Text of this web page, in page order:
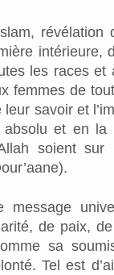
intérieure,
les races et
femmes de
leur savoir et
et en la
soient
message
de paix,
sa
Tel est